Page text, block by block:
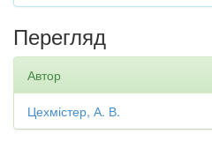
Перегляд
Автор
Цехмістер, А. В.